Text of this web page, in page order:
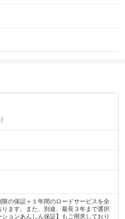
限の保証＋１年間のロードサービスを全
ます。また、別途、最長３年まで選択
ョンあんしん保証】もご用意しており